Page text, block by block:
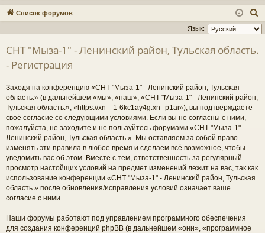
ы ум ьз
и
д ис
тр
Список форумов
о
Язык:
СНТ "Мыза-1" - Ленинский район, Тульская область.
- Регистрация
Заходя на конференцию «СНТ "Мыза-1" - Ленинский район, Тульская
область.» (в дальнейшем «мы», «наш», «СНТ "Мыза-1" - Ленинский район,
Тульская область.», «https://xn---1-6kc1ay4g.xn--p1ai»), вы подтверждаете
своё согласие со следующими условиями. Если вы не согласны с ними,
пожалуйста, не заходите и не пользуйтесь форумами «СНТ "Мыза-1" -
Ленинский район, Тульская область.». Мы оставляем за собой право
изменять эти правила в любое время и сделаем всё возможное, чтобы
уведомить вас об этом. Вместе с тем, ответственность за регулярный
просмотр настойщих условий на предмет изменений лежит на вас, так как
использование конференции «СНТ "Мыза-1" - Ленинский район, Тульская
область.» после обновления/исправления условий означает ваше
согласие с ними.
Наши форумы работают под управлением программного обеспечения
для создания конференций phpBB (в дальнейшем «они», «программное